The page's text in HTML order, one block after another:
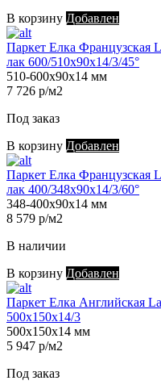
В корзину Добавлен
Паркет Елка Французская
лак 600/510х90х14/3/45°
510-600х90х14 мм
7 726 р/м2
Под заказ
В корзину Добавлен
Паркет Елка Французская
лак 400/348х90х14/3/60°
348-400х90х14 мм
8 579 р/м2
В наличии
В корзину Добавлен
Паркет Елка Английская
500х150х14/3
500х150х14 мм
5 947 р/м2
Под заказ